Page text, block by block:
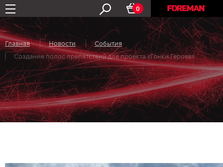
0
Главная Новости
События
Создание полос препятствий для проекта «Гонки Героев»